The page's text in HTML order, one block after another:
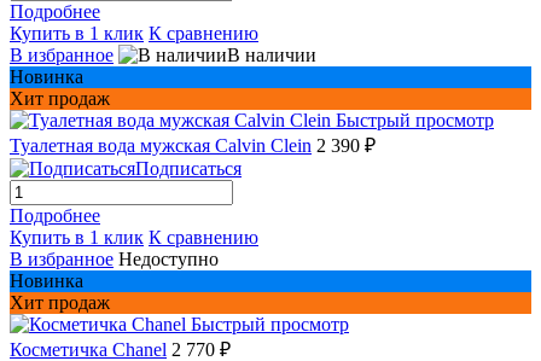
Подробнее
Купить в 1 клик К сравнению
В избранное
В наличии
Новинка
Хит продаж
Быстрый просмотр
Туалетная вода мужская Сalvin Сlein 2 390 ₽
Подписаться
Подробнее
Купить в 1 клик К сравнению
В избранное Недоступно
Новинка
Хит продаж
Быстрый просмотр
Косметичка Chanel 2 770 ₽